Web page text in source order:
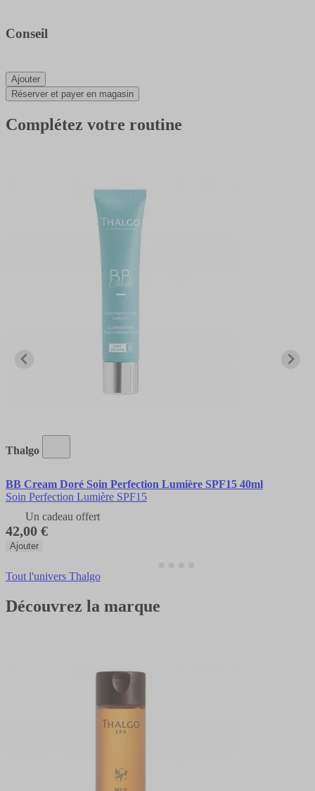
Conseil
Ajouter
Réserver et payer en magasin
Complétez votre routine
Thalgo
BB Cream Doré Soin Perfection Lumière SPF15 40ml
Soin Perfection Lumière SPF15
Un cadeau offert
42,00 €
Ajouter
Tout l'univers Thalgo
Découvrez la marque